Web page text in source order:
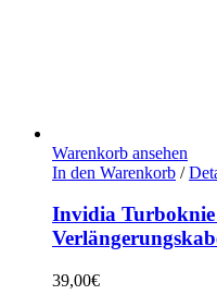
Warenkorb ansehen
In den Warenkorb /
Invidia
39,00€